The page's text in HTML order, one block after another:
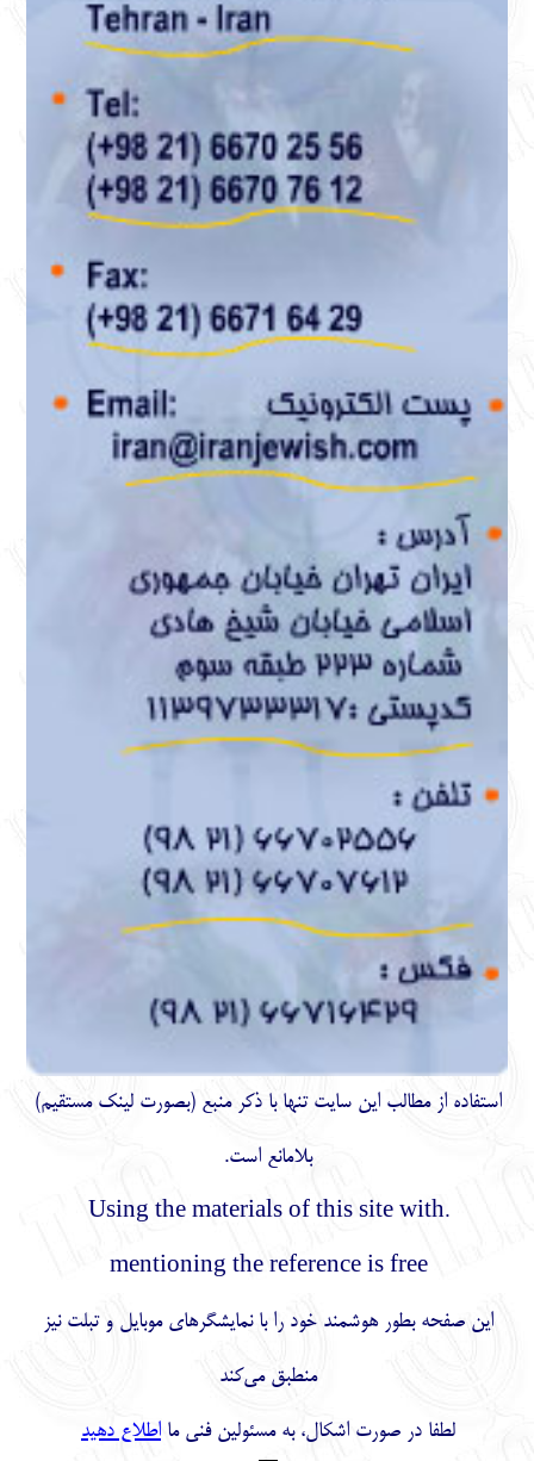
استفاده از مطالب اين سايت تنها با ذكر منبع (بصورت لینک مستقیم)
بلامانع است.
.Using the materials of this site with
mentioning the reference is free
این صفحه بطور هوشمند خود را با نمایشگرهای موبایل و تبلت نیز
منطبق می‌کند
لطفا در صورت اشکال، به مسئولین فنی ما اطلاع دهید